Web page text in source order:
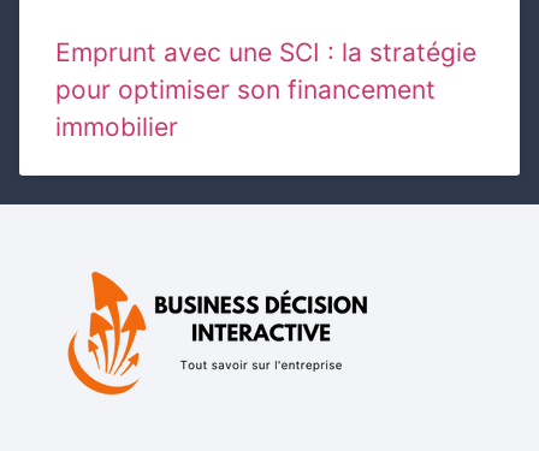
Emprunt avec une SCI : la stratégie
pour optimiser son financement
immobilier